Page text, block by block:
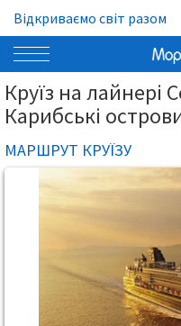
Відкриваємо світ разом
Круїз на лайнері
Карибські
МАРШРУТ КРУЇЗУ